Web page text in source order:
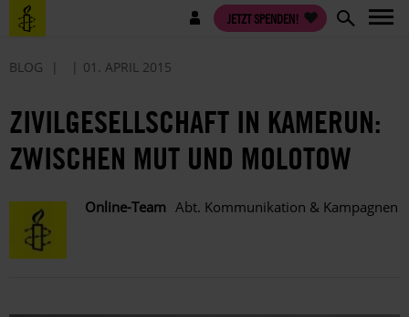
Direkt
zum
Benutzermenü JETZT SPENDEN!
BLOG 01. APRIL 2015
ZIVILGESELLSCHAFT IN KAMERUN:
ZWISCHEN MUT UND MOLOTOW
Online-Team Abt. Kommunikation & Kampagnen